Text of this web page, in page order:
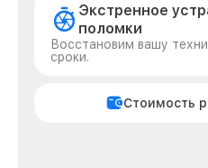
Экстренное
поломки
Восстановим вашу
сроки.
Стоимость